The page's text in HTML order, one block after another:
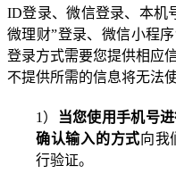
ID登录、微信登录、本机
微理财”登录、微信小程
登录方式需要您提供相应
不提供所需的信息将无法
1 ）
当您使用手机号
确认输入的方式向我
行验证。